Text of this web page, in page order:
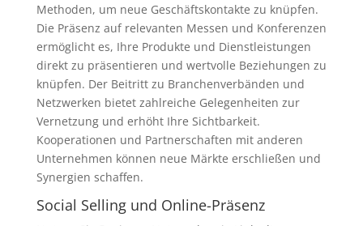
Methoden, um neue Geschäftskontakte zu knüpfen.
Die Präsenz auf relevanten Messen und Konferenzen
ermöglicht es, Ihre Produkte und Dienstleistungen
direkt zu präsentieren und wertvolle Beziehungen zu
knüpfen. Der Beitritt zu Branchenverbänden und
Netzwerken bietet zahlreiche Gelegenheiten zur
Vernetzung und erhöht Ihre Sichtbarkeit.
Kooperationen und Partnerschaften mit anderen
Unternehmen können neue Märkte erschließen und
Synergien schaffen.
Social Selling und Online-Präsenz